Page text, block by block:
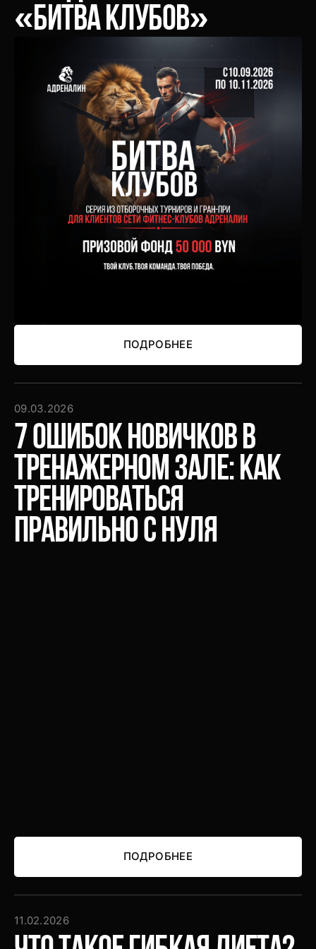
«Битва Клубов»
ПОДРОБНЕЕ
09.03.2026
7 ошибок новичков в
тренажерном зале: как
тренироваться
правильно с нуля
ПОДРОБНЕЕ
11.02.2026